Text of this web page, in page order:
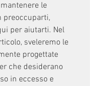
le
preoccuparti,
per aiutarti. Nel
sveleremo le
progettate
che desiderano
in eccesso e